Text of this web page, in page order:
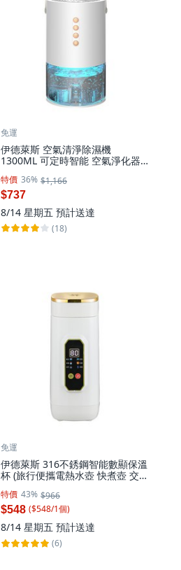
免運
伊德萊斯 空氣清淨除濕機
1300ML 可定時智能 空氣淨化器,
特價 36% $1,166
$737
8/14 星期五 預計送達
(18)
免運
伊德萊斯 316不銹鋼智能數顯保溫
杯 (旅行便攜電熱水壺 快煮壺 交換
特價 43% $966
$548 ($548/1個)
8/14 星期五 預計送達
(6)